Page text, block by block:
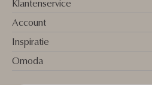
Klantenservice
Account
Inspiratie
Omoda